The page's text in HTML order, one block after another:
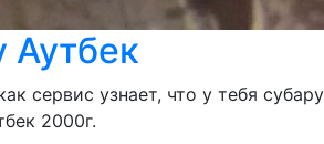
Аутбек
сервис узнает, что у тебя
2000г.